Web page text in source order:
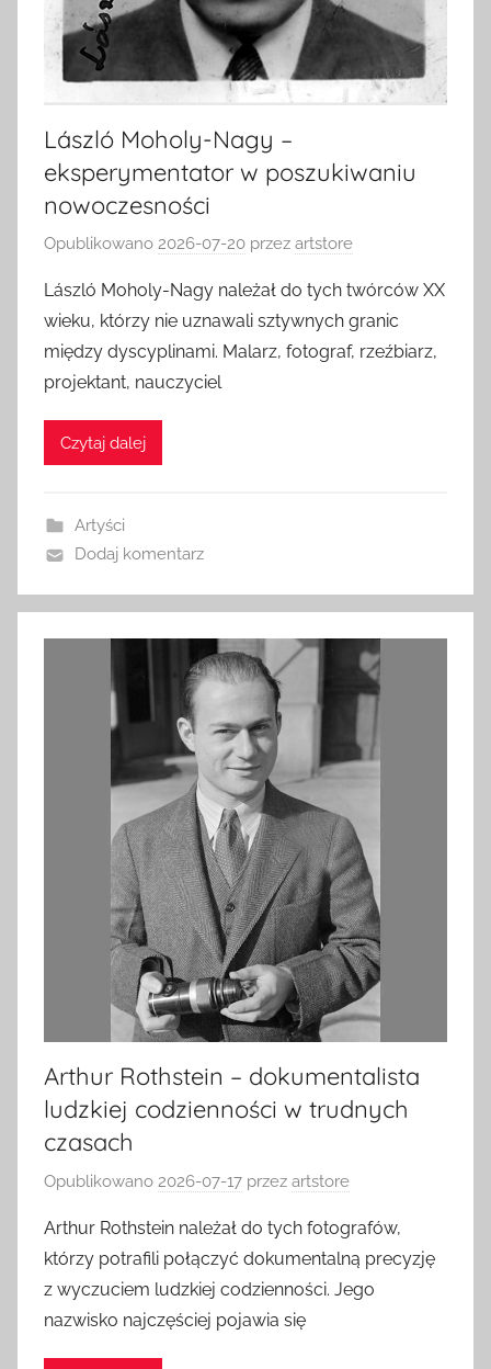
László Moholy-Nagy –
eksperymentator w poszukiwaniu
nowoczesności
Opublikowano 2026-07-20 przez artstore
László Moholy-Nagy należał do tych twórców XX
wieku, którzy nie uznawali sztywnych granic
między dyscyplinami. Malarz, fotograf, rzeźbiarz,
projektant, nauczyciel
Czytaj dalej
Artyści
Dodaj komentarz
Arthur Rothstein – dokumentalista
ludzkiej codzienności w trudnych
czasach
Opublikowano 2026-07-17 przez artstore
Arthur Rothstein należał do tych fotografów,
którzy potrafili połączyć dokumentalną precyzję
z wyczuciem ludzkiej codzienności. Jego
nazwisko najczęściej pojawia się